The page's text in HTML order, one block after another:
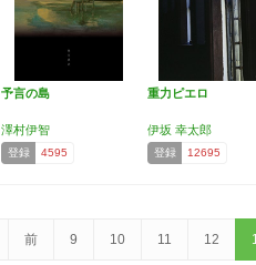
予言の島
澤村伊智
登録 4595
重力ピエロ
伊坂 幸太郎
登録 12695
前 9 10 11 12